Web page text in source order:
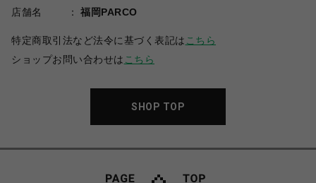
店舗名
福岡PARCO
特定商取引法など法令に基づく表記は こちら
ショップお問い合わせは こちら
SHOP TOP